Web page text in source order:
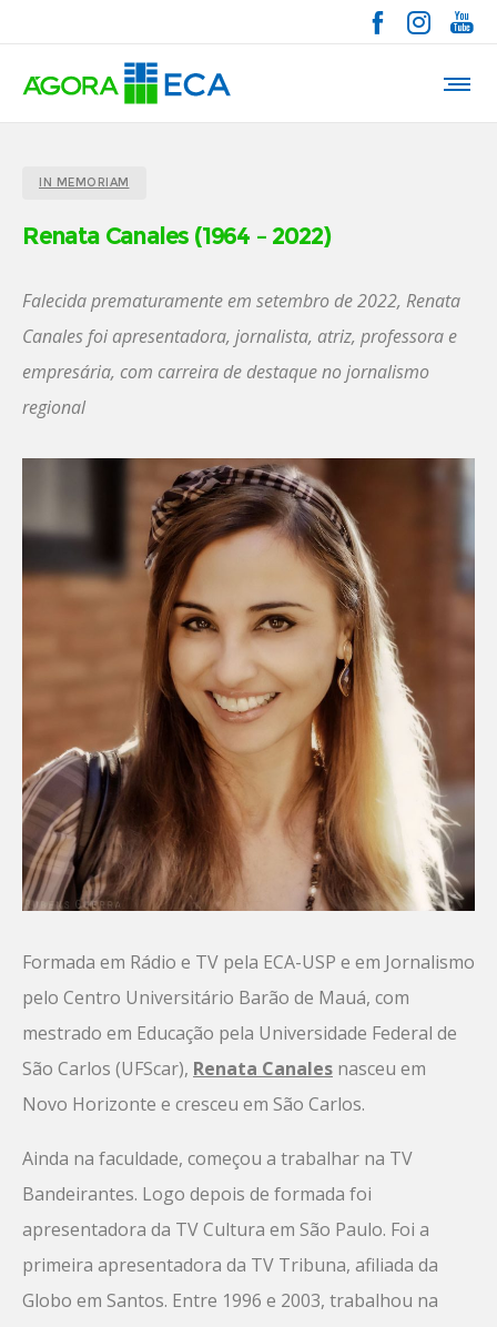
IN MEMORIAM
Renata Canales (1964 – 2022)
Falecida prematuramente em setembro de 2022, Renata
Canales foi apresentadora, jornalista, atriz, professora e
empresária, com carreira de destaque no jornalismo
regional
Formada em Rádio e TV pela ECA-USP e em Jornalismo
pelo Centro Universitário Barão de Mauá, com
mestrado em Educação pela Universidade Federal de
São Carlos (UFScar), Renata Canales nasceu em
Novo Horizonte e cresceu em São Carlos.
Ainda na faculdade, começou a trabalhar na TV
Bandeirantes. Logo depois de formada foi
apresentadora da TV Cultura em São Paulo. Foi a
primeira apresentadora da TV Tribuna, afiliada da
Globo em Santos. Entre 1996 e 2003, trabalhou na